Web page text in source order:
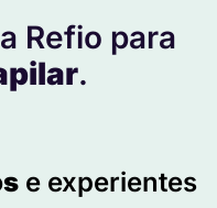
Refio para
.
e experientes